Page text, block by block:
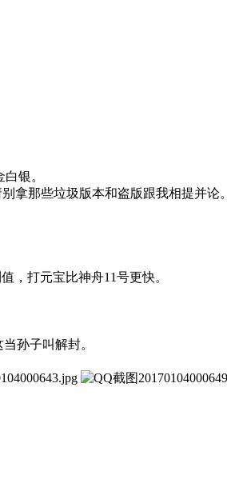
银。
拿那些垃圾版本和盗版跟我相提并论。
，打元宝比神舟11号更快。
孙子叫解封。